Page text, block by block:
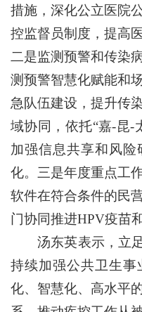
措施，深化公立医院
控监督员制度，提高
二是监测预警和传染
测预警智慧化赋能和
急队伍建设，提升传
域协同，依托“嘉-昆-
加强信息共享和风险
化。三是年度重点工
软件在符合条件的民
门协同推进HPV疫苗
汤东英表示，立足
持续加强公共卫生事
化、智慧化、高水平